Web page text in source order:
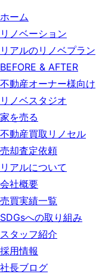
ホーム
リノベーション
リアルのリノベプラン
BEFORE & AFTER
不動産オーナー様向け
リノベスタジオ
家を売る
不動産買取リノセル
売却査定依頼
リアルについて
会社概要
売買実績一覧
SDGsへの取り組み
スタッフ紹介
採用情報
社長ブログ